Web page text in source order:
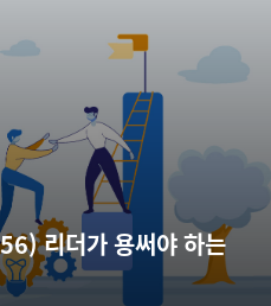
리더가 용써야 하는